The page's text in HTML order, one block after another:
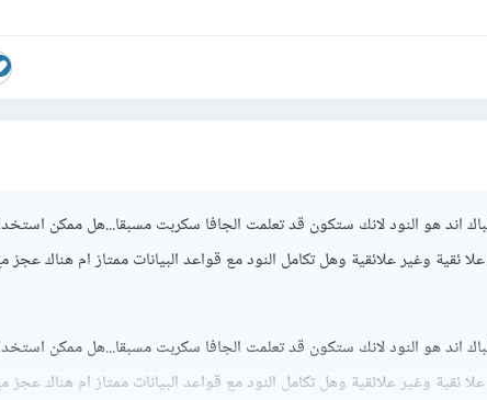
اند هو النود لانك ستكون قد تعلمت الجافا سكربت مسبقا...هل ممكن
ئقية وغير علائقية وهل تكامل النود مع قواعد البيانات ممتاز ام هناك عجز
اند هو النود لانك ستكون قد تعلمت الجافا سكربت مسبقا...هل ممكن
ئقية وغير علائقية وهل تكامل النود مع قواعد البيانات ممتاز ام هناك عجز